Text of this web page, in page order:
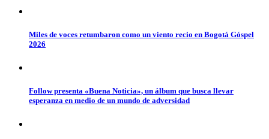
Miles de voces retumbaron como un viento recio en Bogotá Góspel
2026
Follow presenta «Buena Noticia», un álbum que busca llevar
esperanza en medio de un mundo de adversidad